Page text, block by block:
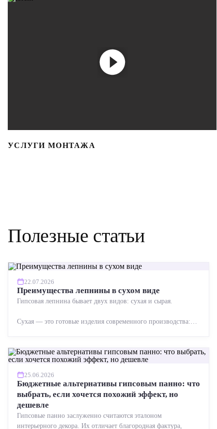
УСЛУГИ МОНТАЖА
Полезные статьи
22.07.2026
Преимущества лепнины в сухом виде
Гипсовая лепнина бывает двух видов: сухая и сырая.
Сухая — это готовые изделия современного производства:
25.06.2026
Бюджетные альтернативы гипсовым панно: что
выбрать, если хочется похожий эффект, но
дешевле
Гипсовые панно заслуженно считаются эталоном
интерьерного декора. Их отличает благородная фактура,